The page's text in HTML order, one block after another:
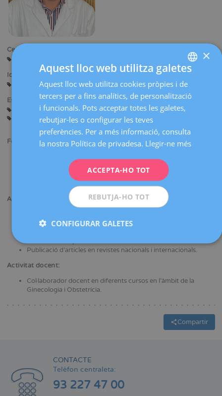
Centres:
Idiomes:
Especialitats:
Assessorament abans de l'Embaràs
Embaràs i Part
Ginecologia General
Formació acadèmica:
Rosario IUNIR, l'Argentina.
Especialista en Ginecologia i Obstetrícia. Institut Universitari
Italià de Rosario IUNIR, l'Argentina.
Activitat científica:
Presentació de comunicacions i pòsters en congressos
Publicació d'articles en revistes nacionals i internacionals.
Activitat docent:
Col·laborador docent en diferents cursos en l'àmbit de la
Ginecologia i Obstetrícia.
Compartir
CONTACTE
Telèfon centraleta:
93 227 47 00
SPANISH
CATALÀ
FRENCH
×
Aquest lloc web utilitza galetes
Aquest lloc web utilitza cookies pròpies i de
tercers per a fins analítics, de personalització
i funcionals. Pots acceptar totes les galetes,
rebutjar-les o configurar les teves
preferències. Per a més informació, consulta
la nostra Política de privadesa. Llegir-ne més
ACCEPTA-HO TOT
REBUTJA-HO TOT
CONFIGURAR GALETES